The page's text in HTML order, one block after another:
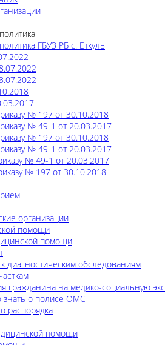
ГБУЗ РБ с. Еткуль
№ 197 от 30.10.2018
№ 49-1 от 20.03.2017
№ 197 от 30.10.2018
№ 49-1 от 20.03.2017
№ 49-1 от 20.03.2017
№ 197 от 30.10.2018
организации
помощи
помощи
диагностическим обследованиям
гражданина на медико-социальную
знать о полисе ОМС
распорядка
помощи